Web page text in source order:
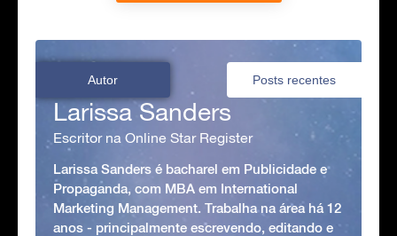
Autor Posts recentes
Larissa Sanders
Escritor na Online Star Register
Larissa Sanders é bacharel em Publicidade e
Propaganda, com MBA em International
Marketing Management. Trabalha na área há 12
anos - principalmente escrevendo, editando e